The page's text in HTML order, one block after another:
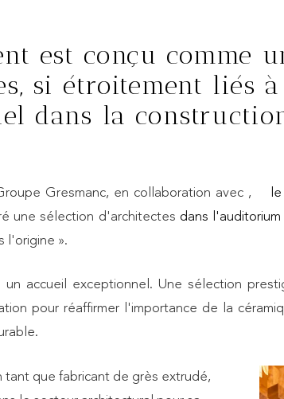
est conçu comme
si étroitement liés
dans la
Gresmanc, en collaboration avec , le
une sélection d'architectes dans
l'origine ».
un accueil exceptionnel. Une sélection
pour réaffirmer l'importance de la
tant que fabricant de grès extrudé,